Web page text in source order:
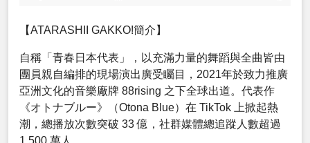
【ATARASHII GAKKO!簡介】
自稱「青春日本代表」，以充滿力量的舞蹈與全曲皆由
團員親自編排的現場演出廣受矚目，2021年於致力推廣
亞洲文化的音樂廠牌 88rising 之下全球出道。代表作
《オトナブルー》（Otona Blue）在 TikTok 上掀起熱
潮，總播放次數突破 33 億，社群媒體總追蹤人數超過
1,500 萬人。